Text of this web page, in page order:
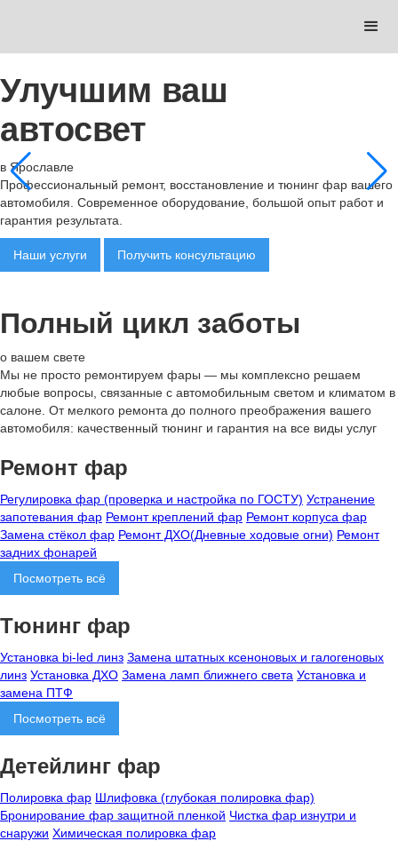
Улучшим ваш
автосвет
в Ярославле
Профессиональный ремонт, восстановление и тюнинг фар вашего
автомобиля. Современное оборудование, большой опыт работ и
гарантия результата.
Наши услуги Получить консультацию
Полный цикл заботы
о вашем свете
Мы не просто ремонтируем фары — мы комплексно решаем
любые вопросы, связанные с автомобильным светом и климатом в
салоне. От мелкого ремонта до полного преображения вашего
автомобиля: качественный тюнинг и гарантия на все виды услуг
Ремонт фар
Регулировка фар (проверка и настройка по ГОСТУ) Устранение
запотевания фар Ремонт креплений фар Ремонт корпуса фар
Замена стёкол фар Ремонт ДХО(Дневные ходовые огни) Ремонт
задних фонарей
Посмотреть всё
Тюнинг фар
Установка bi-led линз Замена штатных ксеноновых и галогеновых
линз Установка ДХО Замена ламп ближнего света Установка и
замена ПТФ
Посмотреть всё
Детейлинг фар
Полировка фар Шлифовка (глубокая полировка фар)
Бронирование фар защитной пленкой Чистка фар изнутри и
снаружи Химическая полировка фар